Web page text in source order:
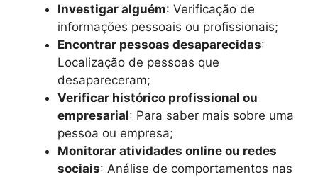
Investigar alguém: Verificação de
informações pessoais ou profissionais;
Encontrar pessoas desaparecidas:
Localização de pessoas que
desapareceram;
Verificar histórico profissional ou
empresarial: Para saber mais sobre uma
pessoa ou empresa;
Monitorar atividades online ou redes
sociais: Análise de comportamentos nas